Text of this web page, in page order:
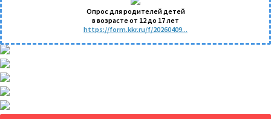
Опрос для родителей детей
в возрасте от 12 до 17 лет
https://form.kkr.ru/f/20260409...